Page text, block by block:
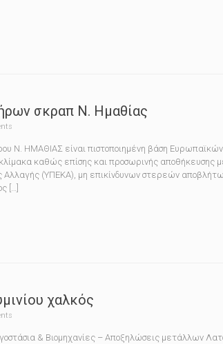
σκραπ N. Ημαθίας
Ν. ΗΜΑΘΙΑΣ είναι πιστοποιημένη βάση
καθώς επίσης και προσωρινής
Αλλαγής (ΥΠΕΚΑ), μη επικίνδυνων στερεών
[…]
χαλκός
& Βιομηχανίες – Αποξηλώσεις μετάλλων